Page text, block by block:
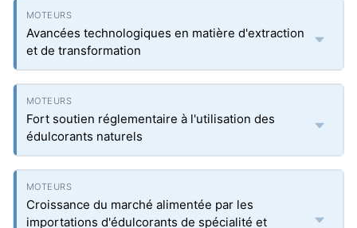
Avancées technologiques en matière d'extraction
et de transformation
Fort soutien réglementaire à l'utilisation des
édulcorants naturels
Croissance du marché alimentée par les
importations d'édulcorants de spécialité et